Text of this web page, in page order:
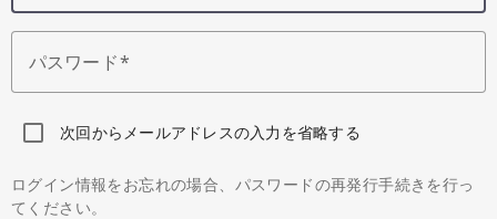
パスワード
次回からメールアドレスの入力を省略する
ログイン情報をお忘れの場合、パスワードの再発行手続きを行っ
てください。